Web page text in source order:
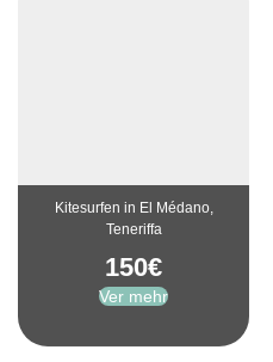
Kitesurfen in El Médano,
Teneriffa
150€
Ver mehr